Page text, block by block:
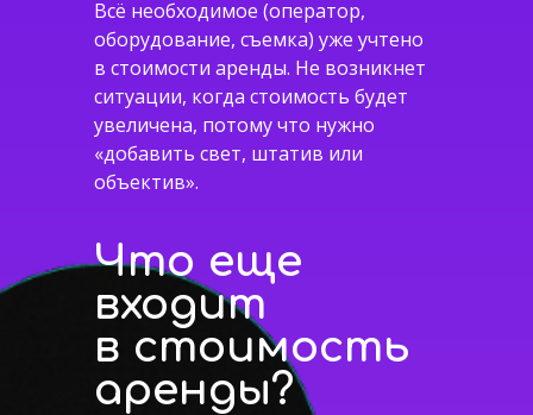
Что еще
входит
в стоимость
аренды?
Всё необходимое (оператор,
оборудование, съемка) уже учтено
в стоимости аренды. Не возникнет
ситуации, когда стоимость будет
увеличена, потому что нужно
«добавить свет, штатив или
объектив».